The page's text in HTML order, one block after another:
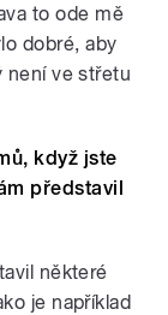
to ode mě
dobré, aby
není ve střetu
když jste
představil
některé
je například